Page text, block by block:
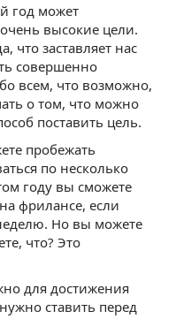
год может
высокие цели.
что заставляет нас
совершенно
всем, что возможно,
о том, что можно
поставить цель.
пробежать
по несколько
году вы сможете
фрилансе, если
Но вы можете
что? Это
для достижения
ставить перед